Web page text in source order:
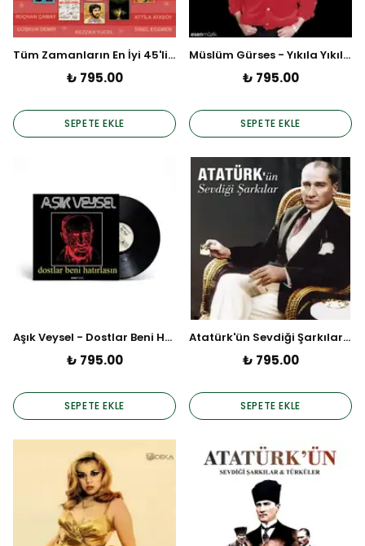
Tüm Zamanların En İyi 45'lik Plakları (Plak)
₺ 795.00
SEPETE EKLE
Müslüm Gürses - Yıkıla Yıkıla (Plak)
₺ 795.00
SEPETE EKLE
Aşık Veysel - Dostlar Beni Hatırlasın (Plak)
₺ 795.00
SEPETE EKLE
Atatürk'ün Sevdiği Şarkılar - Solist: Ertan Sert ( Plak)
₺ 795.00
SEPETE EKLE